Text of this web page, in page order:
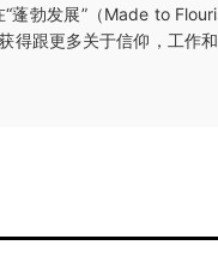
蓬勃发展”（Made to
得跟更多关于信仰，工作